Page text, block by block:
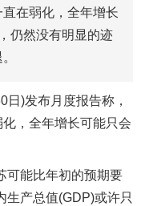
在弱化，全年增长
仍然没有明显的迹
日)发布月度报告称，
，全年增长可能只会
可能比年初的预期要
生产总值(GDP)或许只